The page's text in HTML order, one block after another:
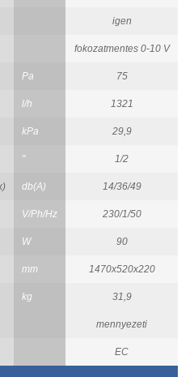
igen
fokozatmentes 0-10 V
Pa 75
l/h 1321
kPa 29,9
" 1/2
db(A) 14/36/49
V/Ph/Hz 230/1/50
W 90
mm 1470x520x220
kg 31,9
mennyezeti
EC